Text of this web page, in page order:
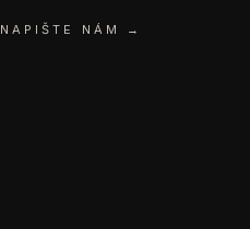
NAPIŠTE NÁM →